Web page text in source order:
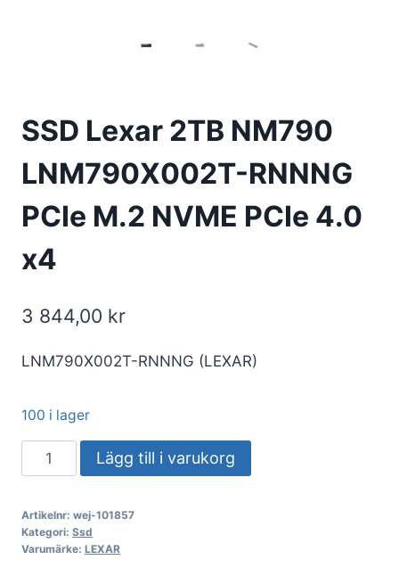
SSD Lexar 2TB NM790
LNM790X002T-RNNNG
PCIe M.2 NVME PCIe 4.0
x4
3 844,00 kr
LNM790X002T-RNNNG (LEXAR)
100 i lager
SSD
Lexar
NM790
LNM790X002T-
Lägg till i varukorg
Artikelnr: wej-101857
Kategori: Ssd
Varumärke: LEXAR